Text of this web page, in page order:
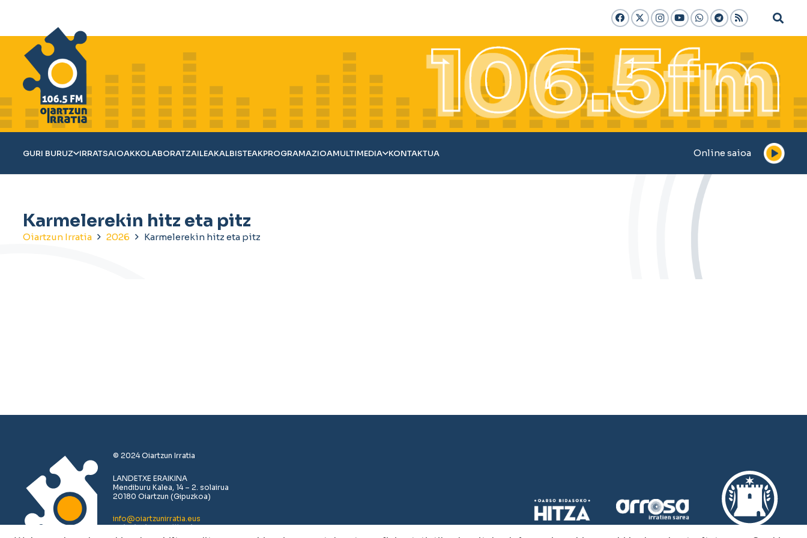
GURI BURUZ IRRATSAIOAKKOLABORATZAILEAKALBISTEAKPROGRAMAZIOAMULTIMEDIA KONTAKTUA Online saioa
Karmelerekin hitz eta pitz
Oiartzun Irratia 2026 Karmelerekin hitz eta pitz
© 2024 Oiartzun Irratia
LANDETXE ERAIKINA
Mendiburu Kalea, 14 – 2. solairua
20180 Oiartzun (Gipuzkoa)
info@oiartzunirratia.eus
+34 943 493 711 /// +34 683 379 619